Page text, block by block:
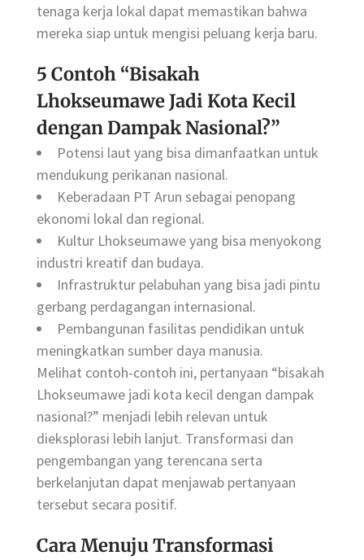
tenaga kerja lokal dapat memastikan bahwa
mereka siap untuk mengisi peluang kerja baru.
5 Contoh “Bisakah
Lhokseumawe Jadi Kota Kecil
dengan Dampak Nasional?”
Potensi laut yang bisa dimanfaatkan untuk
mendukung perikanan nasional.
Keberadaan PT Arun sebagai penopang
ekonomi lokal dan regional.
Kultur Lhokseumawe yang bisa menyokong
industri kreatif dan budaya.
Infrastruktur pelabuhan yang bisa jadi pintu
gerbang perdagangan internasional.
Pembangunan fasilitas pendidikan untuk
meningkatkan sumber daya manusia.
Melihat contoh-contoh ini, pertanyaan “bisakah
Lhokseumawe jadi kota kecil dengan dampak
nasional?” menjadi lebih relevan untuk
dieksplorasi lebih lanjut. Transformasi dan
pengembangan yang terencana serta
berkelanjutan dapat menjawab pertanyaan
tersebut secara positif.
Cara Menuju Transformasi